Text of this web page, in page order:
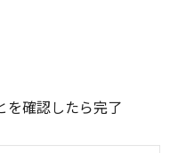
を確認したら完了